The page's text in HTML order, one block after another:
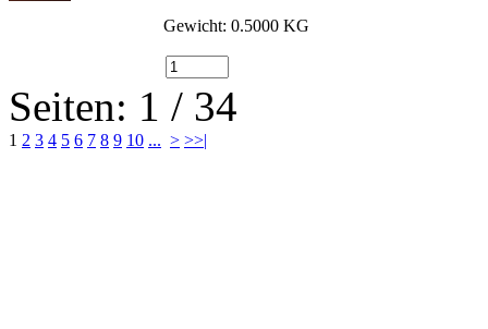
Gewicht: 0.5000 KG
Seiten: 1 / 34
1 2 3 4 5 6 7 8 9 10 ... > >>|